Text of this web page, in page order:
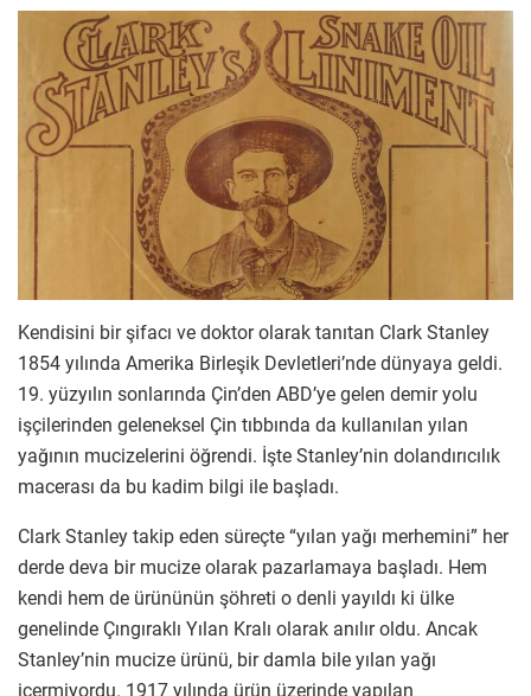
Kendisini bir şifacı ve doktor olarak tanıtan Clark Stanley
1854 yılında Amerika Birleşik Devletleri’nde dünyaya geldi.
19. yüzyılın sonlarında Çin’den ABD’ye gelen demir yolu
işçilerinden geleneksel Çin tıbbında da kullanılan yılan
yağının mucizelerini öğrendi. İşte Stanley’nin dolandırıcılık
macerası da bu kadim bilgi ile başladı.
Clark Stanley takip eden süreçte “yılan yağı merhemini” her
derde deva bir mucize olarak pazarlamaya başladı. Hem
kendi hem de ürününün şöhreti o denli yayıldı ki ülke
genelinde Çıngıraklı Yılan Kralı olarak anılır oldu. Ancak
Stanley’nin mucize ürünü, bir damla bile yılan yağı
içermiyordu. 1917 yılında ürün üzerinde yapılan